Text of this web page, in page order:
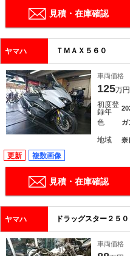
見積・在庫確認
ヤマハ ＴＭＡＸ５６０
車両価格
125万円
初度登
録年
色 ガ
地域 奈
更新 複数画像
見積・在庫確認
ヤマハ ドラッグスター２５
車両価格